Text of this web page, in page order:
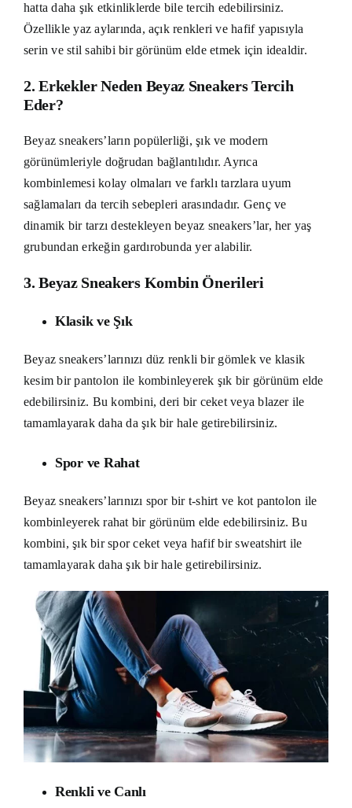
hatta daha şık etkinliklerde bile tercih edebilirsiniz.
Özellikle yaz aylarında, açık renkleri ve hafif yapısıyla
serin ve stil sahibi bir görünüm elde etmek için idealdir.
2. Erkekler Neden Beyaz Sneakers Tercih
Eder?
Beyaz sneakers’ların popülerliği, şık ve modern
görünümleriyle doğrudan bağlantılıdır. Ayrıca
kombinlemesi kolay olmaları ve farklı tarzlara uyum
sağlamaları da tercih sebepleri arasındadır. Genç ve
dinamik bir tarzı destekleyen beyaz sneakers’lar, her yaş
grubundan erkeğin gardırobunda yer alabilir.
3. Beyaz Sneakers Kombin Önerileri
Klasik ve Şık
Beyaz sneakers’larınızı düz renkli bir gömlek ve klasik
kesim bir pantolon ile kombinleyerek şık bir görünüm elde
edebilirsiniz. Bu kombini, deri bir ceket veya blazer ile
tamamlayarak daha da şık bir hale getirebilirsiniz.
Spor ve Rahat
Beyaz sneakers’larınızı spor bir t-shirt ve kot pantolon ile
kombinleyerek rahat bir görünüm elde edebilirsiniz. Bu
kombini, şık bir spor ceket veya hafif bir sweatshirt ile
tamamlayarak daha şık bir hale getirebilirsiniz.
Renkli ve Canlı